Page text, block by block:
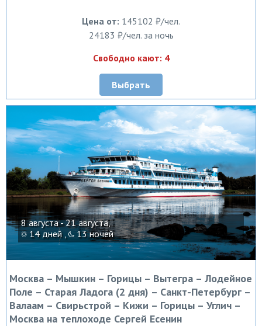
Цена от: 145102 ₽/чел.
24183 ₽/чел. за ночь
Свободно кают: 4
Выбрать
8 августа - 21 августа,
14 дней ,
13 ночей
Москва – Мышкин – Горицы – Вытегра – Лодейное
Поле – Старая Ладога (2 дня) – Санкт-Петербург –
Валаам – Свирьстрой – Кижи – Горицы – Углич –
Москва на теплоходе Сергей Есенин